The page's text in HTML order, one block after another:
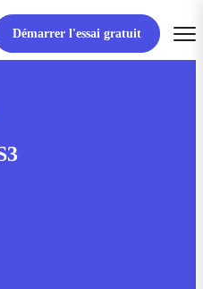
Démarrer l'essai gratuit